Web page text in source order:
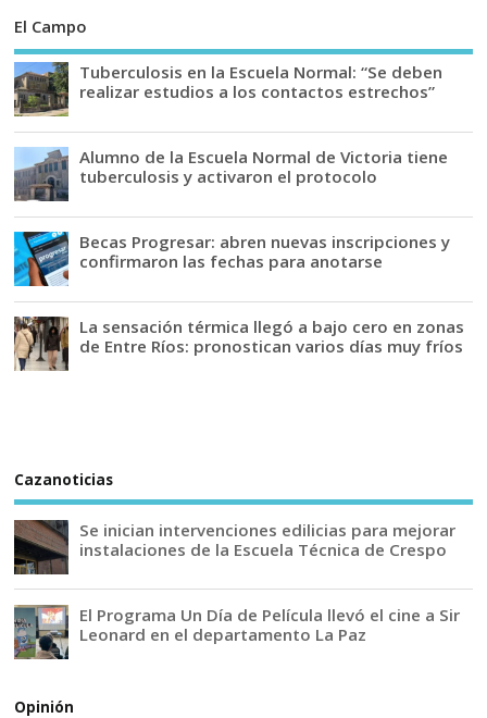
El Campo
Tuberculosis en la Escuela Normal: “Se deben
realizar estudios a los contactos estrechos”
Alumno de la Escuela Normal de Victoria tiene
tuberculosis y activaron el protocolo
Becas Progresar: abren nuevas inscripciones y
confirmaron las fechas para anotarse
La sensación térmica llegó a bajo cero en zonas
de Entre Ríos: pronostican varios días muy fríos
Cazanoticias
Se inician intervenciones edilicias para mejorar
instalaciones de la Escuela Técnica de Crespo
El Programa Un Día de Película llevó el cine a Sir
Leonard en el departamento La Paz
Opinión